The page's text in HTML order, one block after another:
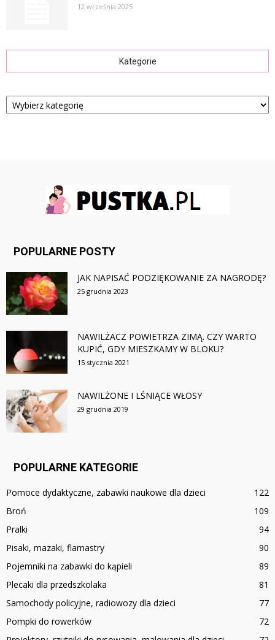
12 września 2025
Kategorie
Kategorie
POPULARNE POSTY
JAK NAPISAĆ PODZIĘKOWANIE ZA NAGRODĘ?
25 grudnia 2023
NAWILŻACZ POWIETRZA ZIMĄ. CZY WARTO
KUPIĆ, GDY MIESZKAMY W BLOKU?
15 stycznia 2021
NAWILŻONE I LŚNIĄCE WŁOSY
29 grudnia 2019
POPULARNE KATEGORIE
Pomoce dydaktyczne, zabawki naukowe dla dzieci
122
Broń
109
Pralki
94
Pisaki, mazaki, flamastry
90
Pojemniki na zabawki do kąpieli
89
Plecaki dla przedszkolaka
81
Samochody policyjne, radiowozy dla dzieci
77
Pompki do rowerków
72